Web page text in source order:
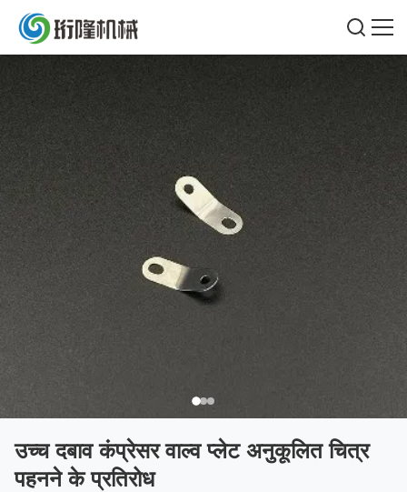
उच्च दबाव कंप्रेसर वाल्व प्लेट अनुकूलित चित्र
पहनने के प्रतिरोध